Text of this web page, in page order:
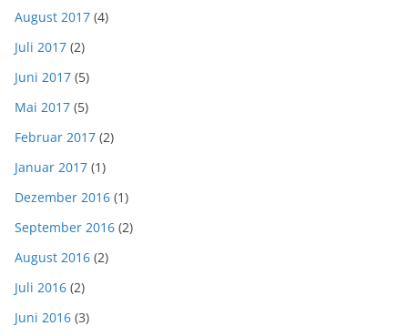
August 2017 (4)
Juli 2017 (2)
Juni 2017 (5)
Mai 2017 (5)
Februar 2017 (2)
Januar 2017 (1)
Dezember 2016 (1)
September 2016 (2)
August 2016 (2)
Juli 2016 (2)
Juni 2016 (3)